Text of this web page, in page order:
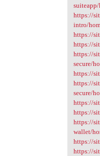
suiteapp/
https://
intro/
https://
https://
https://
secure/
https://
https://
secure/
https://
https://
https://
wallet/
https://
https://